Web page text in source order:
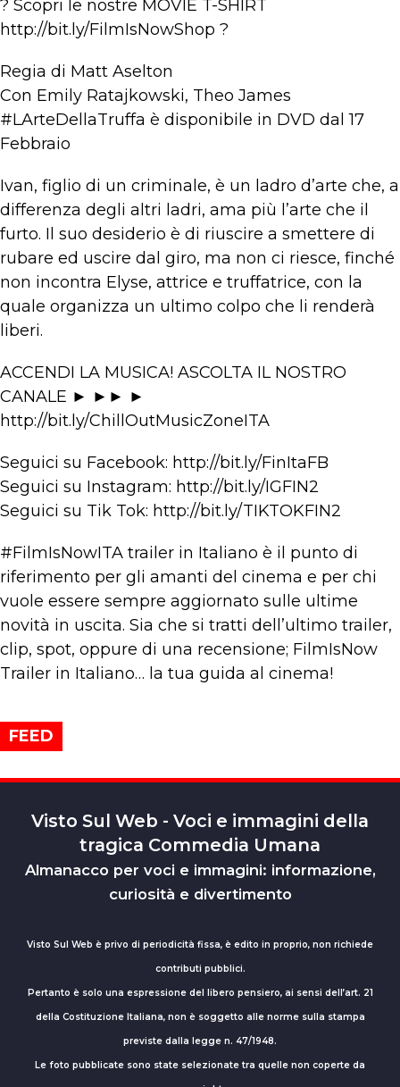
? Scopri le nostre MOVIE T-SHIRT
http://bit.ly/FilmIsNowShop ?
Regia di Matt Aselton
Con Emily Ratajkowski, Theo James
#LArteDellaTruffa è disponibile in DVD dal 17
Febbraio
Ivan, figlio di un criminale, è un ladro d’arte che, a
differenza degli altri ladri, ama più l’arte che il
furto. Il suo desiderio è di riuscire a smettere di
rubare ed uscire dal giro, ma non ci riesce, finché
non incontra Elyse, attrice e truffatrice, con la
quale organizza un ultimo colpo che li renderà
liberi.
ACCENDI LA MUSICA! ASCOLTA IL NOSTRO
CANALE ► ►► ►
http://bit.ly/ChillOutMusicZoneITA
Seguici su Facebook: http://bit.ly/FinItaFB
Seguici su Instagram: http://bit.ly/IGFIN2
Seguici su Tik Tok: http://bit.ly/TIKTOKFIN2
#FilmIsNowITA trailer in Italiano è il punto di
riferimento per gli amanti del cinema e per chi
vuole essere sempre aggiornato sulle ultime
novità in uscita. Sia che si tratti dell’ultimo trailer,
clip, spot, oppure di una recensione; FilmIsNow
Trailer in Italiano… la tua guida al cinema!
FEED
Visto Sul Web - Voci e immagini della
tragica Commedia Umana
Almanacco per voci e immagini: informazione,
curiosità e divertimento
Visto Sul Web è privo di periodicità fissa, è edito in proprio, non richiede
contributi pubblici.
Pertanto è solo una espressione del libero pensiero, ai sensi dell’art. 21
della Costituzione Italiana, non è soggetto alle norme sulla stampa
previste dalla legge n. 47/1948.
Le foto pubblicate sono state selezionate tra quelle non coperte da